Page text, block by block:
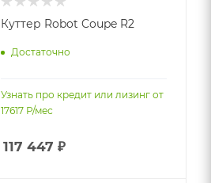
Куттер Robot Coupe R2
Достаточно
Узнать про кредит или лизинг от
17617 Р/мес
117 447 ₽